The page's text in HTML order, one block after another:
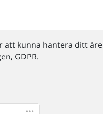
kunna hantera ditt
GDPR.